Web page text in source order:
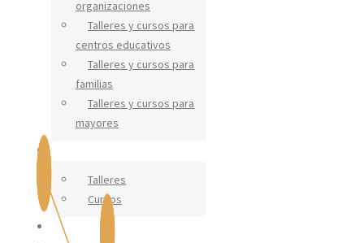
organizaciones
Talleres y cursos para
centros educativos
Talleres y cursos para
familias
Talleres y cursos para
mayores
Talleres
Cursos
IGUALDAD